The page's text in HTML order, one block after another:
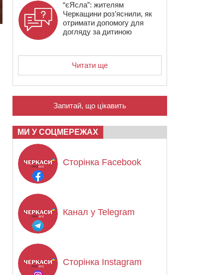
“єЯсла”: жителям
Черкащини роз’яснили, як
отримати допомогу для
догляду за дитиною
Читати ще
Запитай, що цікавить
МИ У СОЦМЕРЕЖАХ
Сторінка Facebook
Канал у Telegram
Сторінка Instagram